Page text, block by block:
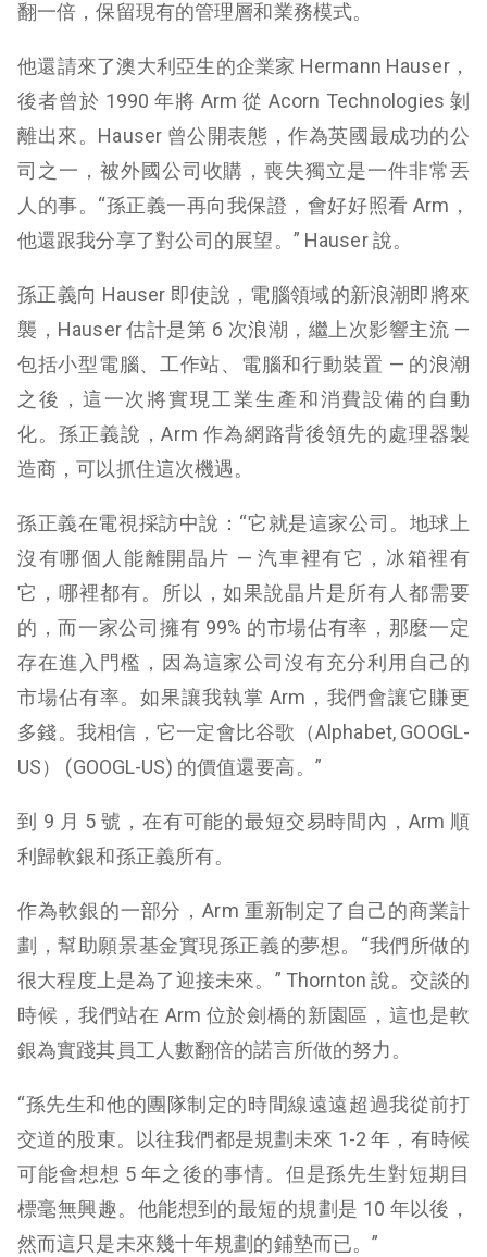
翻一倍，保留現有的管理層和業務模式。
他還請來了澳大利亞生的企業家 Hermann Hauser，
後者曾於 1990 年將 Arm 從 Acorn Technologies 剝
離出來。Hauser 曾公開表態，作為英國最成功的公
司之一，被外國公司收購，喪失獨立是一件非常丟
人的事。“孫正義一再向我保證，會好好照看 Arm，
他還跟我分享了對公司的展望。” Hauser 說。
孫正義向 Hauser 即使說，電腦領域的新浪潮即將來
襲，Hauser 估計是第 6 次浪潮，繼上次影響主流 —
包括小型電腦、工作站、電腦和行動裝置 — 的浪潮
之後，這一次將實現工業生產和消費設備的自動
化。孫正義說，Arm 作為網路背後領先的處理器製
造商，可以抓住這次機遇。
孫正義在電視採訪中說：“它就是這家公司。地球上
沒有哪個人能離開晶片 — 汽車裡有它，冰箱裡有
它，哪裡都有。所以，如果說晶片是所有人都需要
的，而一家公司擁有 99% 的市場佔有率，那麼一定
存在進入門檻，因為這家公司沒有充分利用自己的
市場佔有率。如果讓我執掌 Arm，我們會讓它賺更
多錢。我相信，它一定會比谷歌（Alphabet, GOOGL-
US） (GOOGL-US) 的價值還要高。”
到 9 月 5 號，在有可能的最短交易時間內，Arm 順
利歸軟銀和孫正義所有。
作為軟銀的一部分，Arm 重新制定了自己的商業計
劃，幫助願景基金實現孫正義的夢想。“我們所做的
很大程度上是為了迎接未來。” Thornton 說。交談的
時候，我們站在 Arm 位於劍橋的新園區，這也是軟
銀為實踐其員工人數翻倍的諾言所做的努力。
“孫先生和他的團隊制定的時間線遠遠超過我從前打
交道的股東。以往我們都是規劃未來 1-2 年，有時候
可能會想想 5 年之後的事情。但是孫先生對短期目
標毫無興趣。他能想到的最短的規劃是 10 年以後，
然而這只是未來幾十年規劃的鋪墊而已。”